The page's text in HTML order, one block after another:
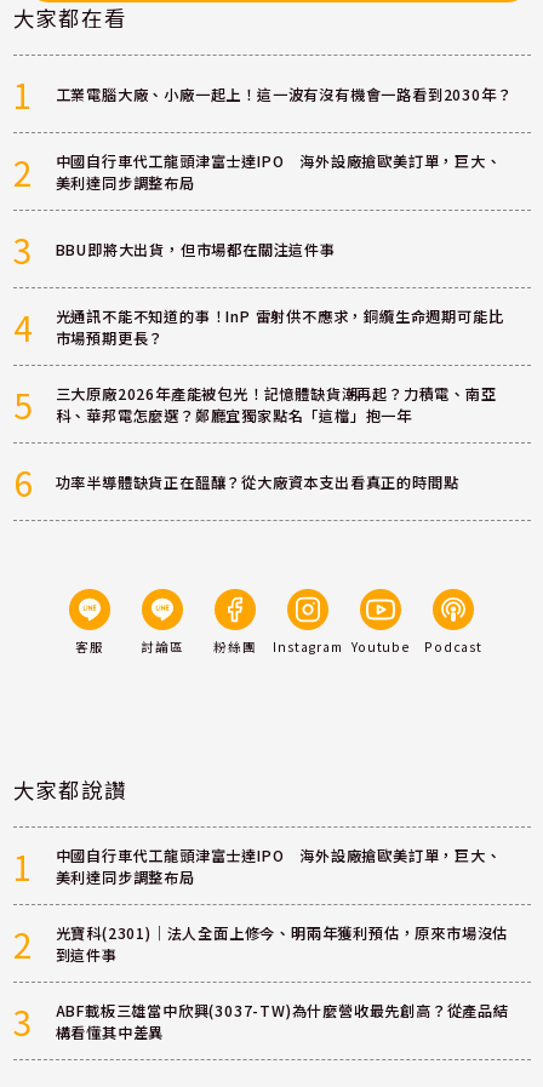
大家都在看
1 工業電腦大廠、小廠一起上！這一波有沒有機會一路看到2030年？
2
中國自行車代工龍頭津富士達IPO 海外設廠搶歐美訂單，巨大、
美利達同步調整布局
3 BBU即將大出貨，但市場都在關注這件事
4
光通訊不能不知道的事！InP 雷射供不應求，銅纜生命週期可能比
市場預期更長？
5
三大原廠2026年產能被包光！記憶體缺貨潮再起？力積電、南亞
科、華邦電怎麼選？鄭廳宜獨家點名「這檔」抱一年
6 功率半導體缺貨正在醞釀？從大廠資本支出看真正的時間點
客服 討論區 粉絲團 Instagram Youtube Podcast
大家都說讚
1
中國自行車代工龍頭津富士達IPO 海外設廠搶歐美訂單，巨大、
美利達同步調整布局
2
光寶科(2301)｜法人全面上修今、明兩年獲利預估，原來市場沒估
到這件事
3
ABF載板三雄當中欣興(3037-TW)為什麼營收最先創高？從產品結
構看懂其中差異